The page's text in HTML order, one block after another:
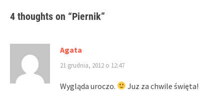
4 thoughts on “Piernik”
Agata
21 grudnia, 2012 o 12:47
Wygląda uroczo. Juz za chwile święta!